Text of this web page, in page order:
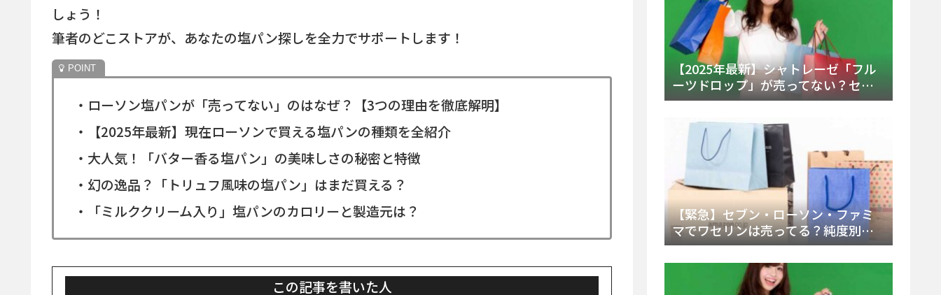
しょう！
筆者のどこストアが、あなたの塩パン探しを全力でサポートします！
・ローソン塩パンが「売ってない」のはなぜ？【3つの理由を徹底解明】
・【2025年最新】現在ローソンで買える塩パンの種類を全紹介
・大人気！「バター香る塩パン」の美味しさの秘密と特徴
・幻の逸品？「トリュフ風味の塩パン」はまだ買える？
・「ミルククリーム入り」塩パンのカロリーと製造元は？
この記事を書いた人
【2025年最新】シャトレーゼ「フル
ーツドロップ」が売ってない？セブ
ンでの販売終了理由と代替アイスを
【緊急】セブン・ローソン・ファミ
マでワセリンは売ってる？純度別お
すすめ品と販売場所を徹底まとめ